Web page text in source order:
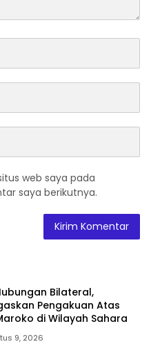
web saya pada
saya berikutnya.
Bilateral,
Pengakuan Atas
di Wilayah Sahara
9, 2026